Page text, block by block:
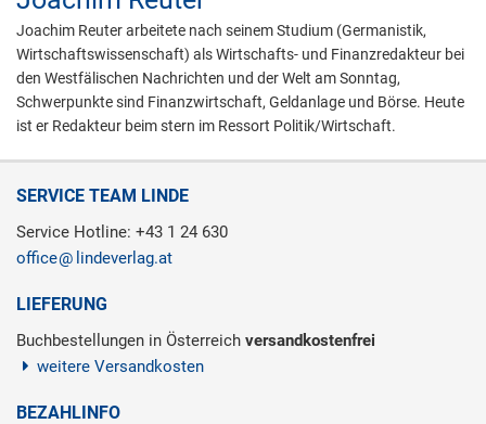
Joachim Reuter arbeitete nach seinem Studium (Germanistik,
Wirtschaftswissenschaft) als Wirtschafts- und Finanzredakteur bei
den Westfälischen Nachrichten und der Welt am Sonntag,
Schwerpunkte sind Finanzwirtschaft, Geldanlage und Börse. Heute
ist er Redakteur beim stern im Ressort Politik/Wirtschaft.
SERVICE TEAM LINDE
Service Hotline: +43 1 24 630
office
lindeverlag.at
LIEFERUNG
Buchbestellungen in Österreich versandkostenfrei
weitere Versandkosten
BEZAHLINFO